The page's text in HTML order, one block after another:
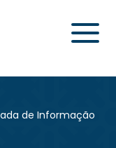
de Informação